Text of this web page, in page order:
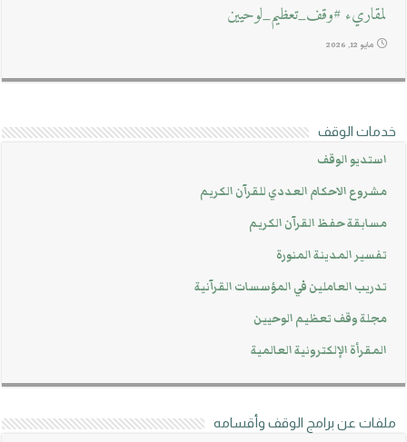
لمقاريء #وقف_تعظيم_لوحيين
مايو 12, 2026
خدمات الوقف
استديو الوقف
مشروع الاحكام العددي للقرآن الكريم
مسابقة حفظ القرآن الكريم
تفسير المدينة المنورة
تدريب العاملين في المؤسسات القرآنية
مجلة وقف تعظيم الوحيين
المقرأة الإلكترونية العالمية
ملفات عن برامج الوقف وأقسامه